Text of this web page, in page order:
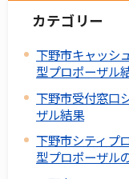
カテゴリー
下野市キャッシ
型プロポーザル
下野市受付窓口
ザル結果
下野市シティプ
型プロポーザル